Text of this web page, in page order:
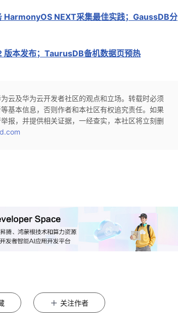
HarmonyOS NEXT采集最佳实践；GaussDB分
本发布；TaurusDB备机数据页预热
云及华为云开发者社区的观点和立场。转载时必须
基本信息，否则作者和本社区有权追究责任。如果
报，并提供相关证据，一经查实，本社区将立刻删
关注作者